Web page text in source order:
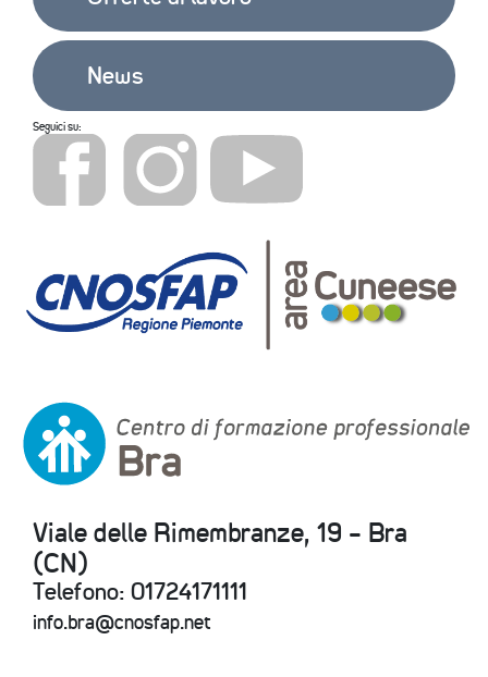
News
Seguici su:
Viale delle Rimembranze, 19 - Bra
(CN)
Telefono: 01724171111
info.bra@cnosfap.net